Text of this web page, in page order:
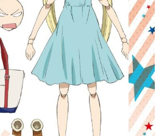
載）監督：太田雅彦シリーズ構成：
あおしまたかしキャラクターデザイ
ン：熊谷勝弘サブキャラクターデザ
イン：桑原直子総作画監督：熊谷勝
弘 桑原直子美術監督：三宅昌和色
彩設計：真壁源太撮影監督：桒野貴
文編集：小野寺絵美音響監督：えび
なやすのり音楽：三澤康広音楽制
作：KADOKAWAアニメーション制
作：動画工房製作：ガヴリールドロ